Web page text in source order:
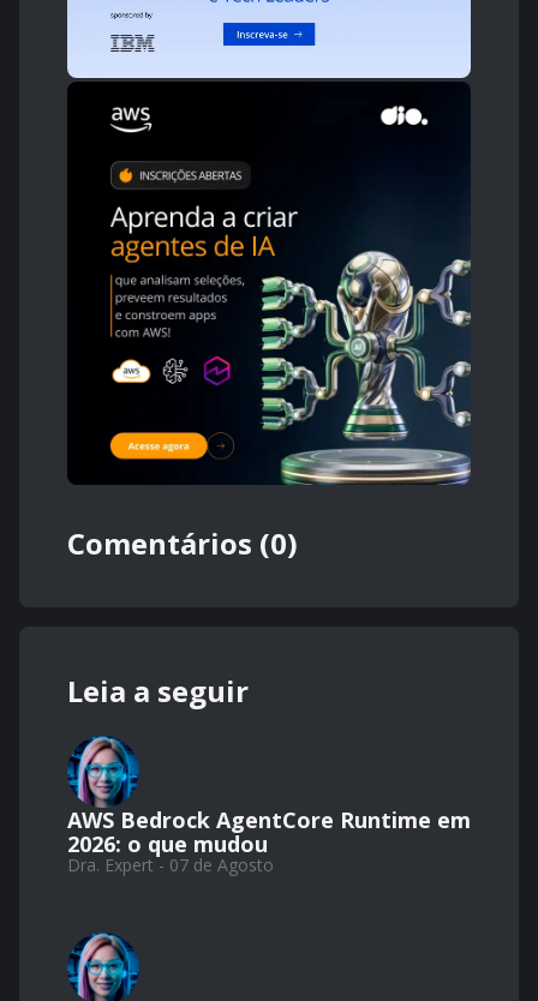
Comentários (0)
Leia a seguir
AWS Bedrock AgentCore Runtime em
2026: o que mudou
Dra. Expert - 07 de Agosto